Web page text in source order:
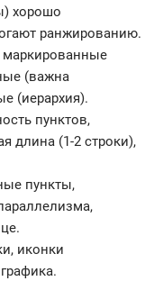
хорошо
ранжированию.
маркированные
(важна
(иерархия).
пунктов,
длина (1-2 строки),
пункты,
иконки